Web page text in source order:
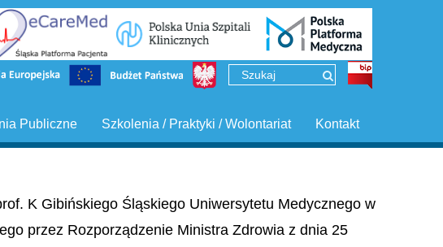
Kontakt
Szkolenia / Praktyki / Wolontariat
Publiczne
K Gibińskiego Śląskiego Uniwersytetu Medycznego w
przez Rozporządzenie Ministra Zdrowia z dnia 25